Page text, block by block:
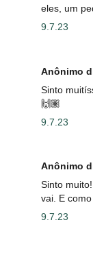
eles, um
9.7.23
Anônimo
Sinto
🙌🏽
9.7.23
Anônimo
Sinto
vai. E
9.7.23